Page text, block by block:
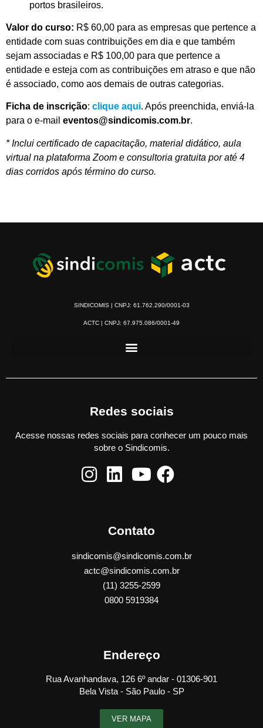
portos brasileiros.
Valor do curso: R$ 60,00 para as empresas que pertence a
entidade com suas contribuições em dia e que também
sejam associadas e R$ 100,00 para que pertence a
entidade e esteja com as contribuições em atraso e que não
é associado, como aos demais de outras categorias.
Ficha de inscrição: clique aqui. Após preenchida, enviá-la
para o e-mail eventos@sindicomis.com.br.
* Inclui certificado de capacitação, material didático, aula
virtual na plataforma Zoom e consultoria gratuita por até 4
dias corridos após término do curso.
SINDICOMIS | CNPJ: 61.762.290/0001-03
ACTC | CNPJ: 67.975.086/0001-49
Redes sociais
Acesse nossas redes sociais para conhecer um pouco mais
sobre o Sindicomis.
Contato
sindicomis@sindicomis.com.br
actc@sindicomis.com.br
(11) 3255-2599
0800 5919384
Endereço
Rua Avanhandava, 126 6º andar - 01306-901
Bela Vista - São Paulo - SP
VER MAPA